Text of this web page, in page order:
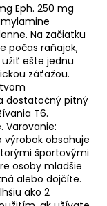
Eph. 250 mg
Na začiatku
počas raňajok,
ešte jednu
záťažou.
dostatočný pitný
T6.
Varovanie:
obsahuje
športovými
osoby mladšie
alebo dojčíte.
ako 2